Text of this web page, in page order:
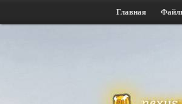
Главная